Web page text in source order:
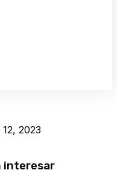
2023
interesar